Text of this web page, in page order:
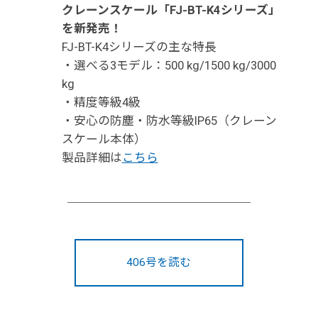
クレーンスケール「FJ-BT-K4シリーズ」
を新発売！
FJ-BT-K4シリーズの主な特長
・選べる3モデル：500 kg/1500 kg/3000
kg
・精度等級4級
・安心の防塵・防水等級IP65（クレーン
スケール本体）
製品詳細は こちら
406号を読む